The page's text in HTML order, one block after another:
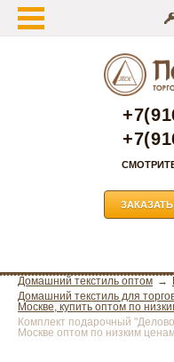
Домашний текстиль оптом
Домашний текстиль для
Москве, купить оптом по
Комплект подарочный
Москве оптом по низким